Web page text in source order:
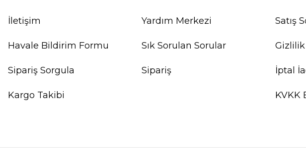
İletişim
Havale Bildirim Formu
Sipariş Sorgula
Kargo Takibi
Yardım Merkezi
Sık Sorulan Sorular
Sipariş
Satış
İptal
KVKK